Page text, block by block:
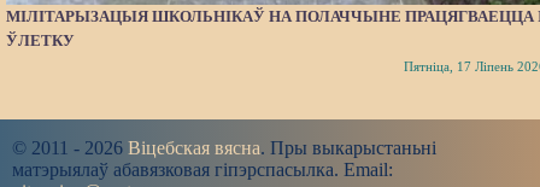
МІЛІТАРЫЗАЦЫЯ ШКОЛЬНІКАЎ НА ПОЛАЧЧЫНЕ ПРАЦЯГВАЕЦЦА
ЎЛЕТКУ
Пятніца, 17 Ліпень
© 2011 - 2026 Віцебская вясна. Пры выкарыстаньні
матэрыялаў абавязковая гіпэрспасылка. Email: